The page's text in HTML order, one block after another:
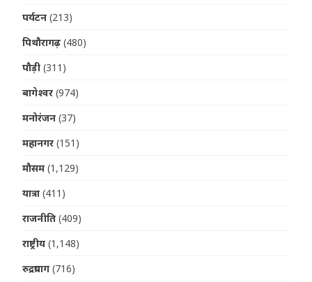
पर्यटन (213)
पिथौरागढ़ (480)
पौड़ी (311)
बागेश्वर (974)
मनोरंजन (37)
महानगर (151)
मौसम (1,129)
यात्रा (411)
राजनीति (409)
राष्ट्रीय (1,148)
रुद्रप्रयाग (716)